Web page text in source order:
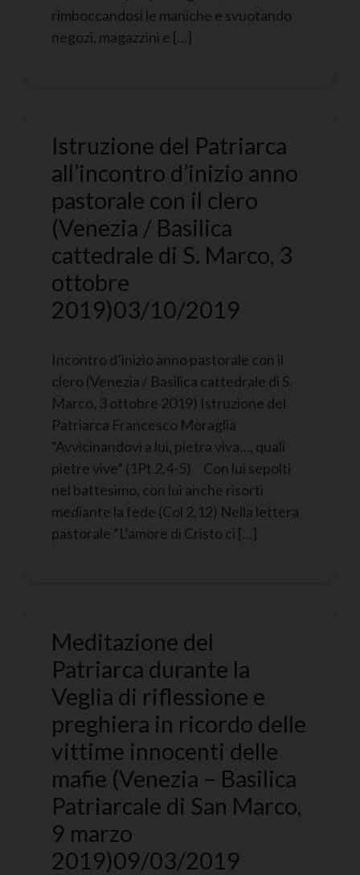
rimboccandosi le maniche e svuotando
negozi, magazzini e […]
Istruzione del Patriarca
all’incontro d’inizio anno
pastorale con il clero
(Venezia / Basilica
cattedrale di S. Marco, 3
ottobre
2019)03/10/2019
Incontro d’inizio anno pastorale con il
clero (Venezia / Basilica cattedrale di S.
Marco, 3 ottobre 2019) Istruzione del
Patriarca Francesco Moraglia
“Avvicinandovi a lui, pietra viva…, quali
pietre vive” (1Pt 2,4-5) Con lui sepolti
nel battesimo, con lui anche risorti
mediante la fede (Col 2,12) Nella lettera
pastorale “L’amore di Cristo ci […]
Meditazione del
Patriarca durante la
Veglia di riflessione e
preghiera in ricordo delle
vittime innocenti delle
mafie (Venezia – Basilica
Patriarcale di San Marco,
9 marzo
2019)09/03/2019